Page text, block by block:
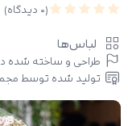
(
0 دیدگاه)
لباس‌ها
طراحی و ساخته شده در
تولید شده توسط